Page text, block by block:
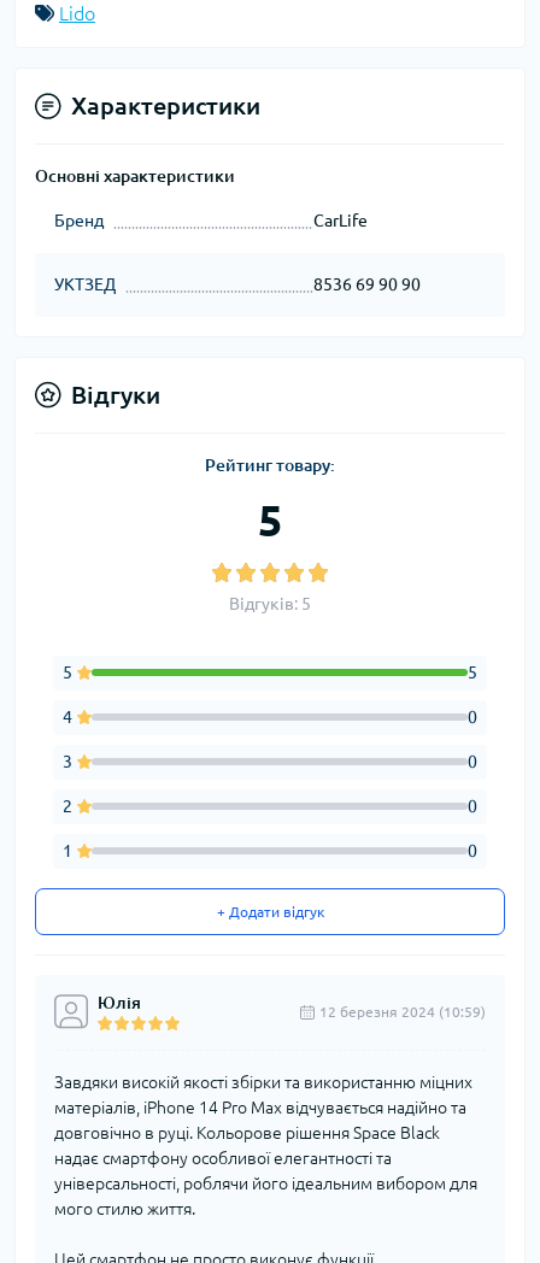
Lido
Характеристики
Основні характеристики
Бренд CarLife
УКТЗЕД 8536 69 90 90
Відгуки
Рейтинг товару:
5
Відгуків: 5
5 5
4 0
3 0
2 0
1 0
+ Додати відгук
Юлія 12 березня 2024 (10:59)
Завдяки високій якості збірки та використанню міцних
матеріалів, iPhone 14 Pro Max відчувається надійно та
довговічно в руці. Кольорове рішення Space Black
надає смартфону особливої елегантності та
універсальності, роблячи його ідеальним вибором для
мого стилю життя.